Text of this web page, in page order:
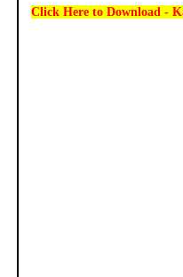
Click Here to Download -